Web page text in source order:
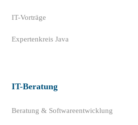
IT-Vorträge
Expertenkreis Java
IT-Beratung
Beratung & Softwareentwicklung